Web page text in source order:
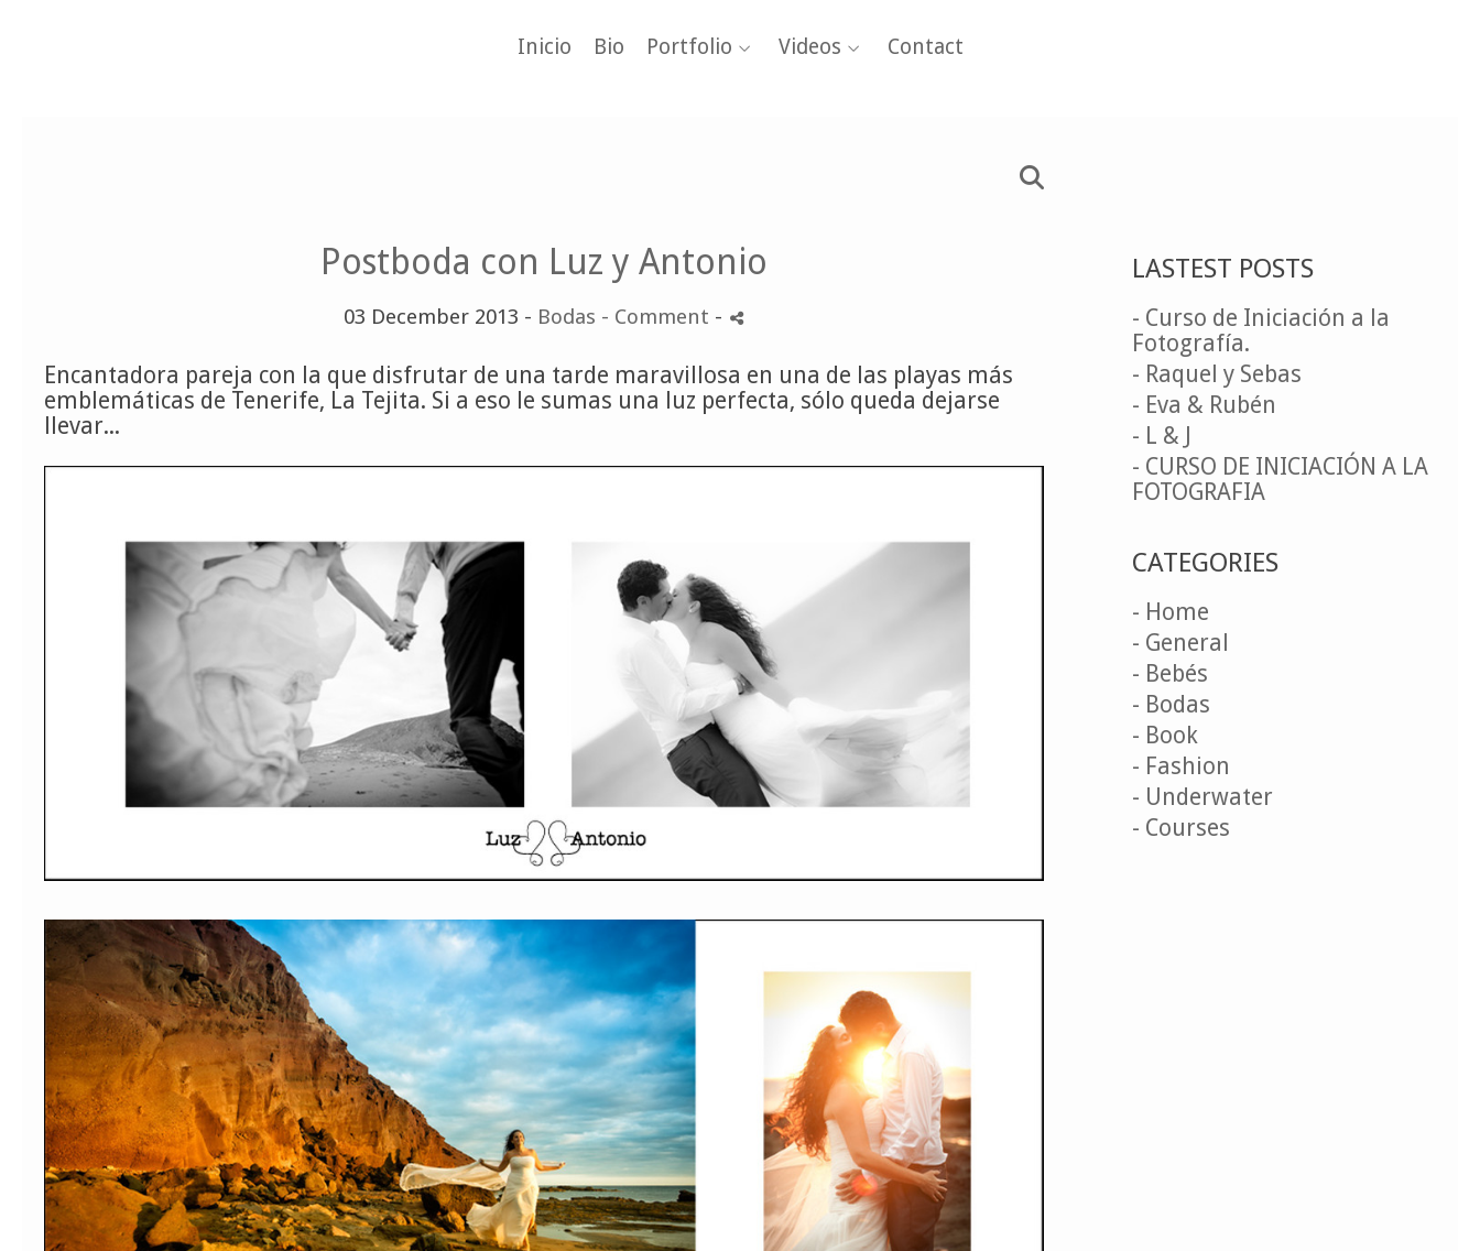
Inicio Bio Portfolio Videos Contact
Postboda con Luz y Antonio
03 December 2013 - Bodas - Comment -
Encantadora pareja con la que disfrutar de una tarde maravillosa en una de las playas más
emblemáticas de Tenerife, La Tejita. Si a eso le sumas una luz perfecta, sólo queda dejarse
llevar...
LASTEST POSTS
- Curso de Iniciación a la
Fotografía.
- Raquel y Sebas
- Eva & Rubén
- L & J
- CURSO DE INICIACIÓN A LA
FOTOGRAFIA
CATEGORIES
- Home
- General
- Bebés
- Bodas
- Book
- Fashion
- Underwater
- Courses